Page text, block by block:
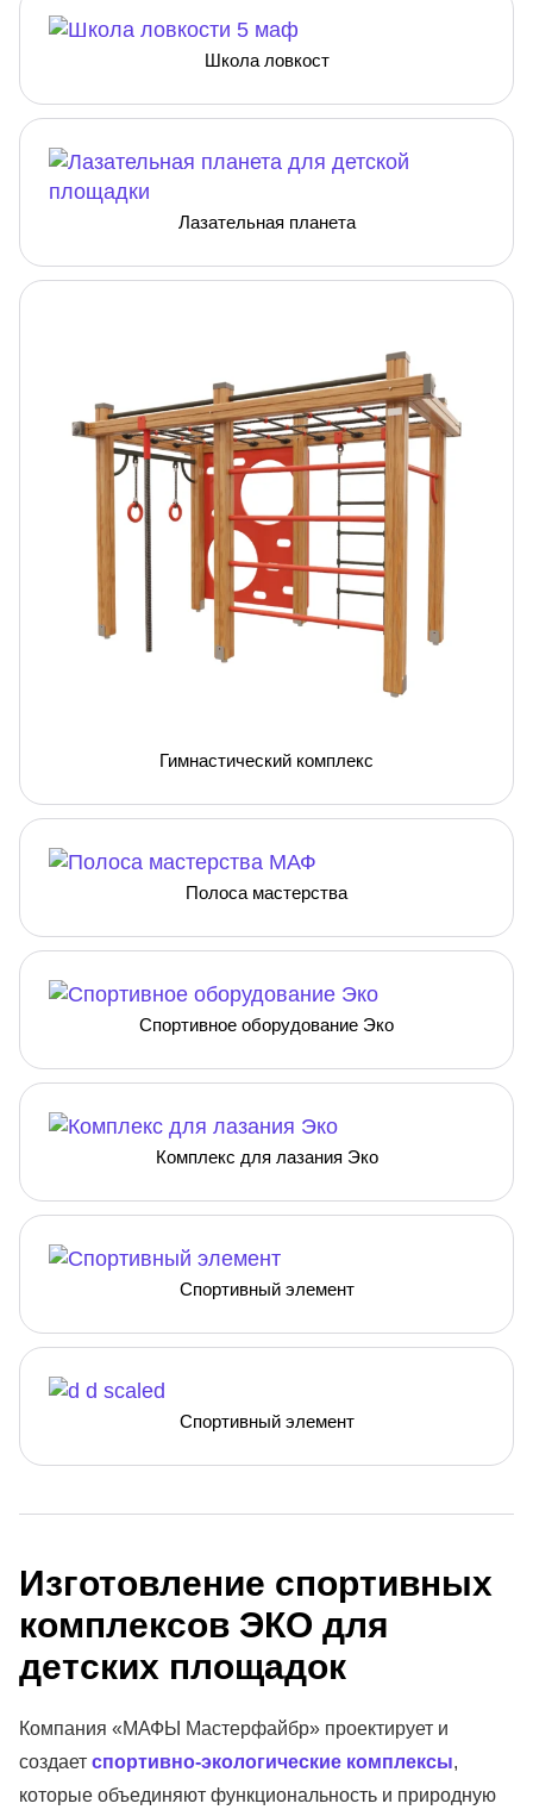
Школа ловкост
Лазательная планета
Гимнастический комплекс
Полоса мастерства
Спортивное оборудование Эко
Комплекс для лазания Эко
Спортивный элемент
Спортивный элемент
Изготовление спортивных
комплексов ЭКО для
детских площадок
Компания «МАФЫ Мастерфайбр» проектирует и
создает спортивно-экологические комплексы,
которые объединяют функциональность и природную